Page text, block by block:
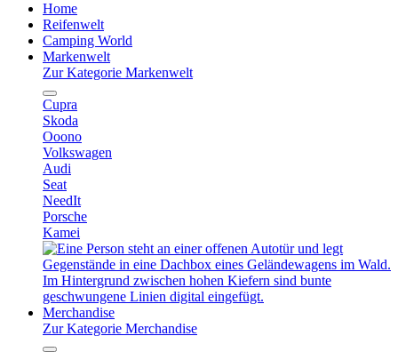
Home
Reifenwelt
Camping World
Markenwelt
Zur Kategorie Markenwelt
Cupra
Skoda
Ooono
Volkswagen
Audi
Seat
NeedIt
Porsche
Kamei
Merchandise
Zur Kategorie Merchandise